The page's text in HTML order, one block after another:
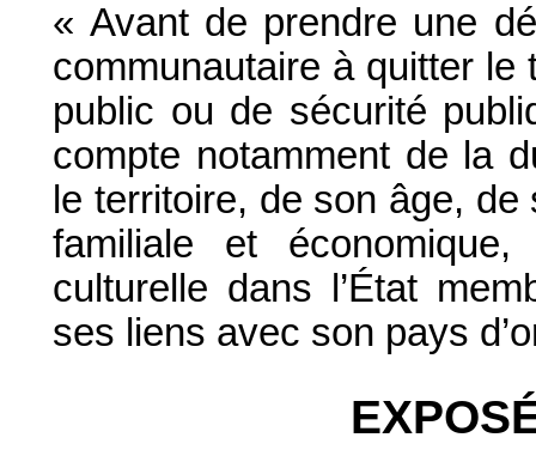
« Avant de prendre une
communautaire à quitter le
public ou de sécurité
compte notamment de la
le territoire, de son âge,
familiale et
culturelle dans l’État
ses liens avec son pays